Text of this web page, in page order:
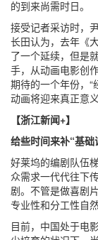
的到来尚需时日。
接受记者采访时，
长田认为，去年《
了一个延续，但是
手，从动画电影创
期待的一个年份，
动画将迎来真正意
【浙江新闻+】
给些时间来补“基础
好莱坞的编剧队伍
众需求一代代往下
剧。不管是做喜剧
专业性和分工性自然
目前，中国处于电